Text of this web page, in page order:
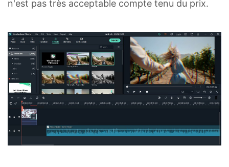
n'est pas très acceptable compte tenu du prix.